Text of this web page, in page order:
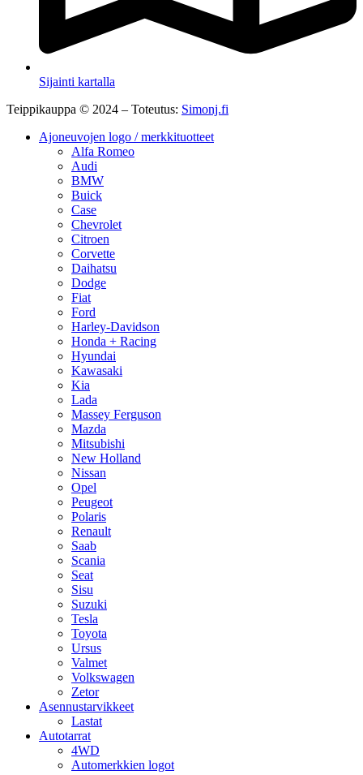
Sijainti kartalla
Teippikauppa © 2024 – Toteutus: Simonj.fi
Ajoneuvojen logo / merkkituotteet
Alfa Romeo
Audi
BMW
Buick
Case
Chevrolet
Citroen
Corvette
Daihatsu
Dodge
Fiat
Ford
Harley-Davidson
Honda + Racing
Hyundai
Kawasaki
Kia
Lada
Massey Ferguson
Mazda
Mitsubishi
New Holland
Nissan
Opel
Peugeot
Polaris
Renault
Saab
Scania
Seat
Sisu
Suzuki
Tesla
Toyota
Ursus
Valmet
Volkswagen
Zetor
Asennustarvikkeet
Lastat
Autotarrat
4WD
Automerkkien logot